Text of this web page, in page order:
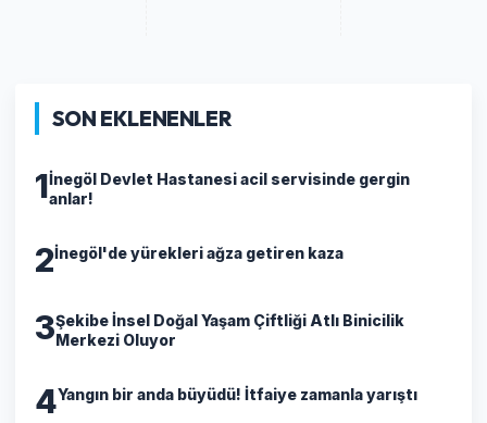
SON EKLENENLER
1İnegöl Devlet Hastanesi acil servisinde gergin
anlar!
2İnegöl'de yürekleri ağza getiren kaza
3Şekibe İnsel Doğal Yaşam Çiftliği Atlı Binicilik
Merkezi Oluyor
4Yangın bir anda büyüdü! İtfaiye zamanla yarıştı